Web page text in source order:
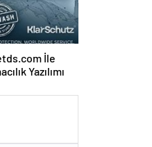
İle
Yazılımı